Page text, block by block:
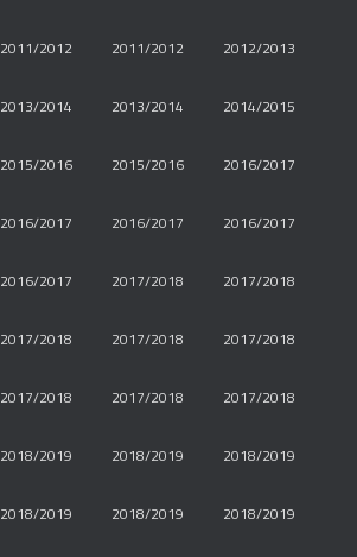
2011/2012 2011/2012 2012/2013
2013/2014 2013/2014 2014/2015
2015/2016 2015/2016 2016/2017
2016/2017 2016/2017 2016/2017
2016/2017 2017/2018 2017/2018
2017/2018 2017/2018 2017/2018
2017/2018 2017/2018 2017/2018
2018/2019 2018/2019 2018/2019
2018/2019 2018/2019 2018/2019